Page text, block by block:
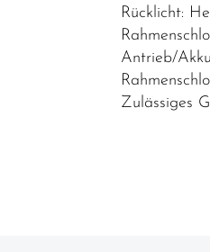
Rücklicht:
Antrieb/
Zulässiges